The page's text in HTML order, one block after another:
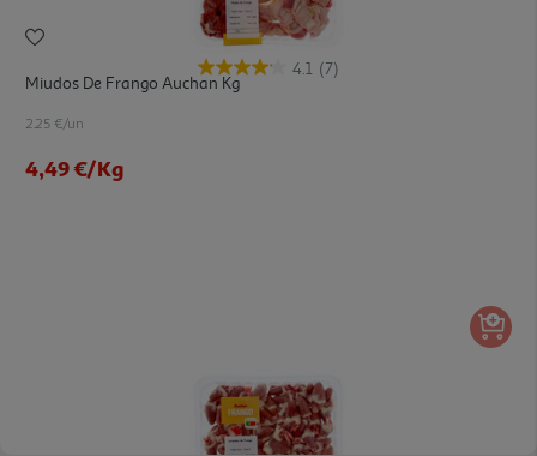
4.1 (7)
Miudos De Frango Auchan Kg
2.25 €/un
4,49 €/Kg